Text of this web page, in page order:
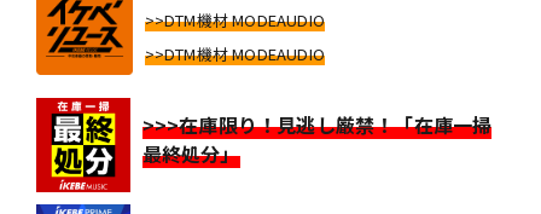
>>DTM機材 MODEAUDIO
>>DTM機材 MODEAUDIO
>>>在庫限り！見逃し厳禁！「在庫一掃
最終処分」